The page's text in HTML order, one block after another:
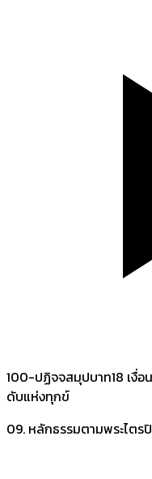
100-ปฏิจจสมุปบาท18 เงื่
ดับแห่งทุกข์
09. หลักธรรมตามพระไตร